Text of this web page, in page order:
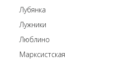
Лубянка
Лужники
Люблино
Марксистская